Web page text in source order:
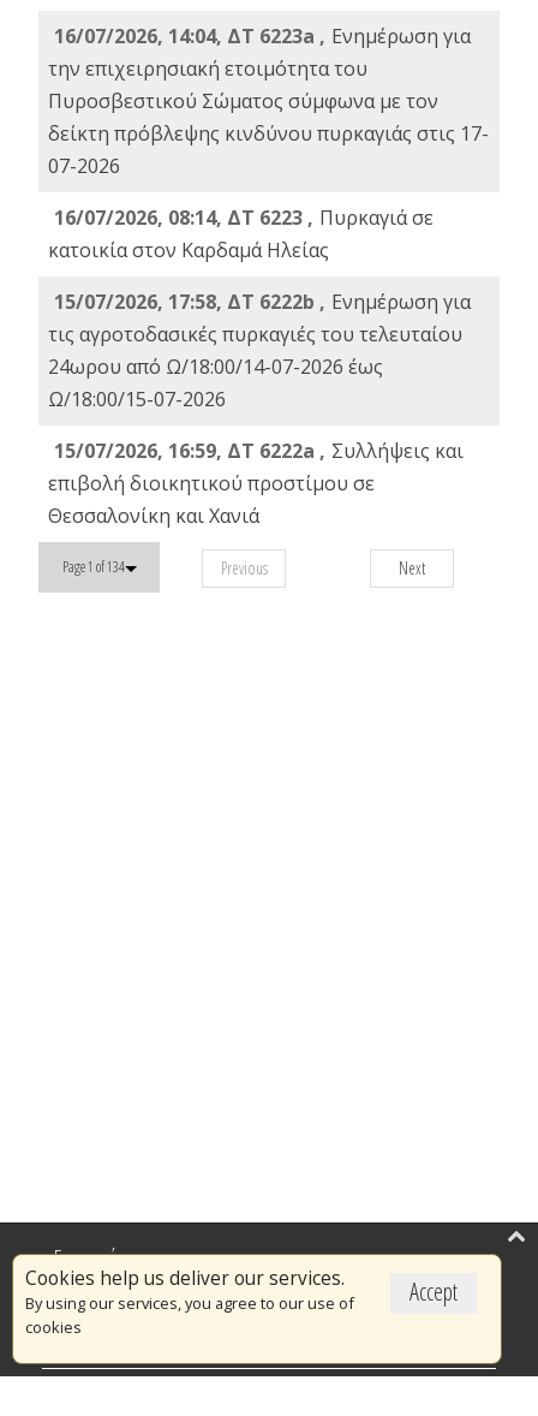
16/07/2026, 14:04, ΔΤ 6223a , Ενημέρωση για
την επιχειρησιακή ετοιμότητα του
Πυροσβεστικού Σώματος σύμφωνα με τον
δείκτη πρόβλεψης κινδύνου πυρκαγιάς στις 17-
07-2026
16/07/2026, 08:14, ΔΤ 6223 , Πυρκαγιά σε
κατοικία στον Καρδαμά Ηλείας
15/07/2026, 17:58, ΔΤ 6222b , Ενημέρωση για
τις αγροτοδασικές πυρκαγιές του τελευταίου
24ωρου από Ω/18:00/14-07-2026 έως
Ω/18:00/15-07-2026
15/07/2026, 16:59, ΔΤ 6222a , Συλλήψεις και
επιβολή διοικητικού προστίμου σε
Θεσσαλονίκη και Χανιά
Page 1 of 134 Previous Next
Accept
Cookies help us deliver our services.
By using our services, you agree to our use of
cookies
Επικαιρότητα
Το Πυροσβεστικό Σώμα